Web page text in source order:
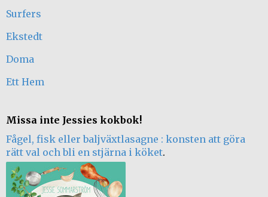
Surfers
Ekstedt
Doma
Ett Hem
Missa inte Jessies kokbok!
Fågel, fisk eller baljväxtlasagne : konsten att göra
rätt val och bli en stjärna i köket.